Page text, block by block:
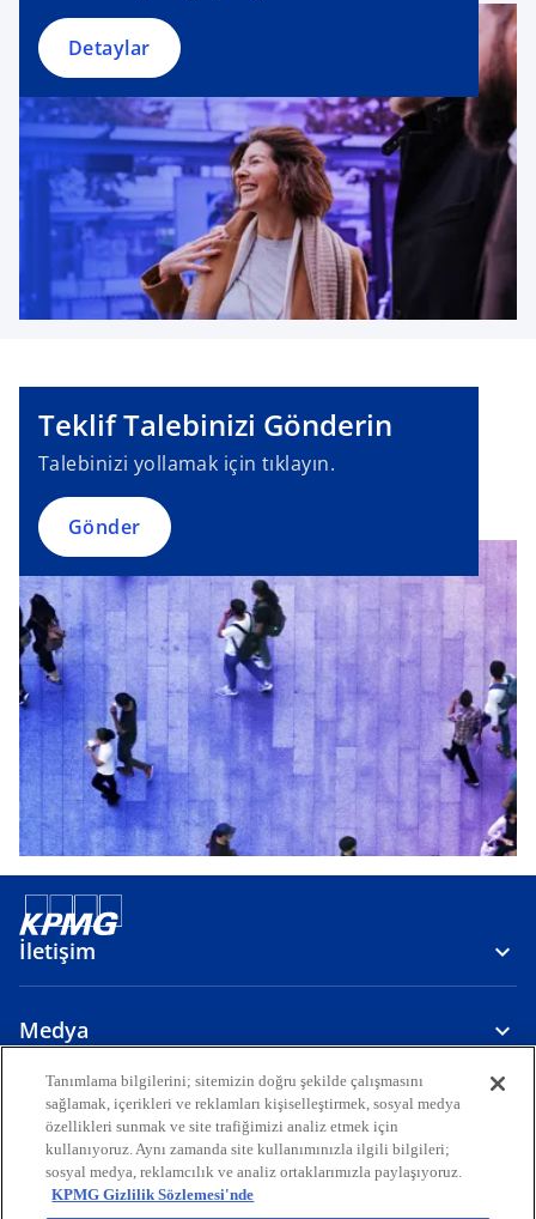
Detaylar
Teklif Talebinizi Gönderin
Talebinizi yollamak için tıklayın.
Gönder
İletişim
Medya
Hakkımızda
o
p
o
p
o
o
o
p
Tanımlama bilgilerini; sitemizin doğru şekilde çalışmasını
sağlamak, içerikleri ve reklamları kişiselleştirmek, sosyal medya
özellikleri sunmak ve site trafiğimizi analiz etmek için
kullanıyoruz. Aynı zamanda site kullanımınızla ilgili bilgileri;
sosyal medya, reklamcılık ve analiz ortaklarımızla paylaşıyoruz.
KPMG Gizlilik Sözlemesi'nde